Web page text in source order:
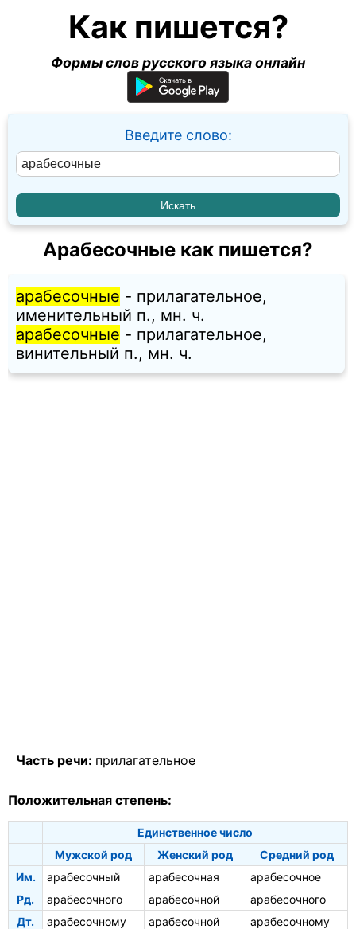
Как пишется?
Формы слов русского языка онлайн
Введите слово:
Арабесочные как пишется?
арабесочные - прилагательное,
именительный п., мн. ч.
арабесочные - прилагательное,
винительный п., мн. ч.
Часть речи: прилагательное
Положительная степень:
Единственное число
Мужской род
Женский род
Средний род
Им.
арабесочный арабесочная
арабесочное
Рд.
арабесочного арабесочной
арабесочного
Дт.
арабесочному арабесочной арабесочному